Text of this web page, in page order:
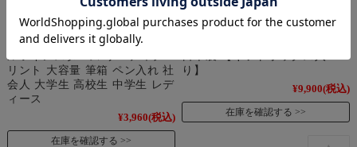
クターズ がま口 ペンケース ハ
ローキティ マイメロディ リト
ルツインスターズ リバティプ
リント 大容量 筆箱 ペン入れ 社
会人 大学生 高校生 中学生 レデ
ィース
¥3,960(税込)
在庫を確認する
【ノベルティ付き】 プレミア
ム リバティプリント スクエア
り】
¥9,900(税込)
在庫を確認する